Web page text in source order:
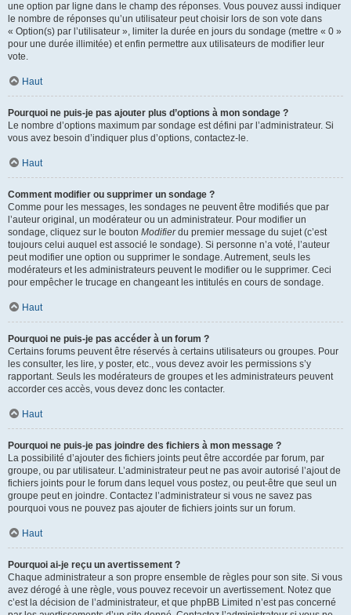
une option par ligne dans le champ des réponses. Vous pouvez aussi indiquer
le nombre de réponses qu’un utilisateur peut choisir lors de son vote dans
« Option(s) par l’utilisateur », limiter la durée en jours du sondage (mettre « 0 »
pour une durée illimitée) et enfin permettre aux utilisateurs de modifier leur
vote.
Haut
Pourquoi ne puis-je pas ajouter plus d’options à mon sondage ?
Le nombre d’options maximum par sondage est défini par l’administrateur. Si
vous avez besoin d’indiquer plus d’options, contactez-le.
Haut
Comment modifier ou supprimer un sondage ?
Comme pour les messages, les sondages ne peuvent être modifiés que par
l’auteur original, un modérateur ou un administrateur. Pour modifier un
sondage, cliquez sur le bouton Modifierdu premier message du sujet (c’est
toujours celui auquel est associé le sondage). Si personne n’a voté, l’auteur
peut modifier une option ou supprimer le sondage. Autrement, seuls les
modérateurs et les administrateurs peuvent le modifier ou le supprimer. Ceci
pour empêcher le trucage en changeant les intitulés en cours de sondage.
Haut
Pourquoi ne puis-je pas accéder à un forum ?
Certains forums peuvent être réservés à certains utilisateurs ou groupes. Pour
les consulter, les lire, y poster, etc., vous devez avoir les permissions s’y
rapportant. Seuls les modérateurs de groupes et les administrateurs peuvent
accorder ces accès, vous devez donc les contacter.
Haut
Pourquoi ne puis-je pas joindre des fichiers à mon message ?
La possibilité d’ajouter des fichiers joints peut être accordée par forum, par
groupe, ou par utilisateur. L’administrateur peut ne pas avoir autorisé l’ajout de
fichiers joints pour le forum dans lequel vous postez, ou peut-être que seul un
groupe peut en joindre. Contactez l’administrateur si vous ne savez pas
pourquoi vous ne pouvez pas ajouter de fichiers joints sur un forum.
Haut
Pourquoi ai-je reçu un avertissement ?
Chaque administrateur a son propre ensemble de règles pour son site. Si vous
avez dérogé à une règle, vous pouvez recevoir un avertissement. Notez que
c’est la décision de l’administrateur, et que phpBB Limited n’est pas concerné